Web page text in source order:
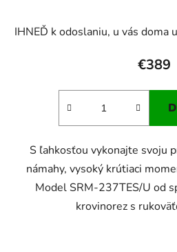
IHNEĎ k odoslaniu, u vás doma
€389
S ľahkosťou vykonajte svoju
námahy, vysoký krútiaci
Model SRM-237TES/U od
krovinorez s